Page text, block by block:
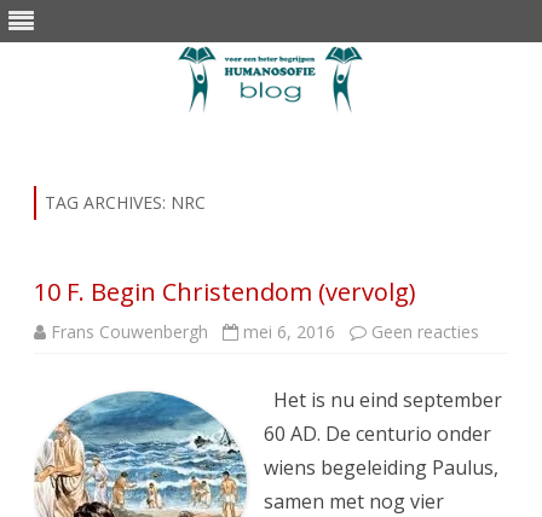
TAG ARCHIVES: NRC
10 F. Begin Christendom (vervolg)
Frans Couwenbergh mei 6, 2016 Geen reacties
Het is nu eind september
60 AD. De centurio onder
wiens begeleiding Paulus,
samen met nog vier